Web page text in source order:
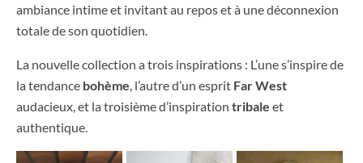
ambiance intime et invitant au repos et à une déconnexion
totale de son quotidien.
La nouvelle collection a trois inspirations : L’une s’inspire de
la tendance bohème , l’autre d’un esprit Far West
audacieux, et la troisième d’inspiration tribale et
authentique.